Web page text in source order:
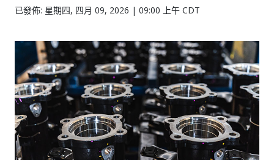
已發佈: 星期四, 四月 09, 2026 | 09:00 上午 CDT